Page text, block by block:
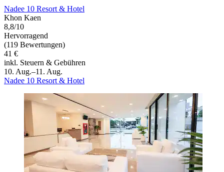
Nadee 10 Resort & Hotel
Khon Kaen
8,8/10
Hervorragend
(119 Bewertungen)
41 €
inkl. Steuern & Gebühren
10. Aug.–11. Aug.
Nadee 10 Resort & Hotel